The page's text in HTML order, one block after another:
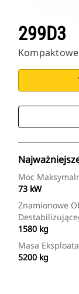
299D3
Moc
73 kW
Znamionowe
1580 kg
Masa
5200 kg